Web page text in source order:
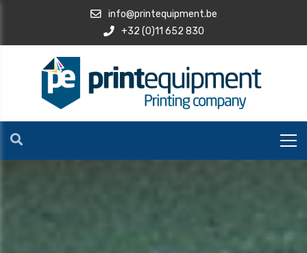
info@printequipment.be
+32 (0)11 652 830